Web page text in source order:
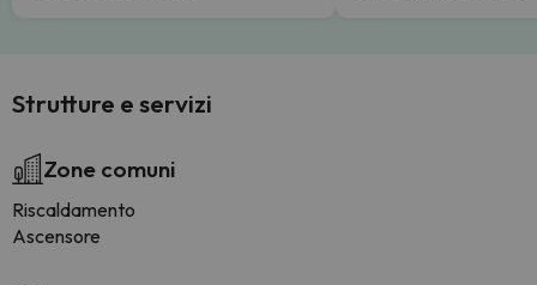
Strutture e servizi
Zone comuni
Riscaldamento
Ascensore